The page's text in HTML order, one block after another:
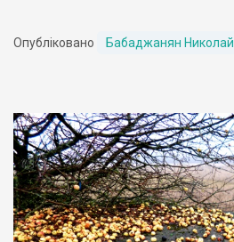
Опубліковано Бабаджанян Николай